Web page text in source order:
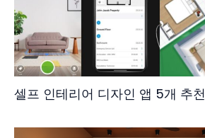
셀프 인테리어 디자인 앱 5개 추천